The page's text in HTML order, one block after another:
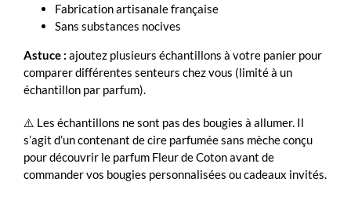
Fabrication artisanale française
Sans substances nocives
Astuce : ajoutez plusieurs échantillons à votre panier pour
comparer différentes senteurs chez vous (limité à un
échantillon par parfum).
⚠️ Les échantillons ne sont pas des bougies à allumer. Il
s’agit d’un contenant de cire parfumée sans mèche conçu
pour découvrir le parfum Fleur de Coton avant de
commander vos bougies personnalisées ou cadeaux invités.